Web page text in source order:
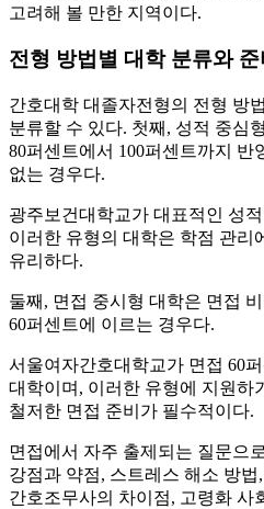
고려해 볼 만한 지역이다.
전형 방법별 대학 분류와
간호대학 대졸자전형의 전형 방
분류할 수 있다. 첫째, 성적 중심
80퍼센트에서 100퍼센트까지 반
없는 경우다.
광주보건대학교가 대표적인 성
이러한 유형의 대학은 학점 관리
유리하다.
둘째, 면접 중시형 대학은 면접
60퍼센트에 이르는 경우다.
서울여자간호대학교가 면접 60
대학이며, 이러한 유형에 지원하
철저한 면접 준비가 필수적이다.
면접에서 자주 출제되는 질문으
강점과 약점, 스트레스 해소 방
간호조무사의 차이점, 고령화 사